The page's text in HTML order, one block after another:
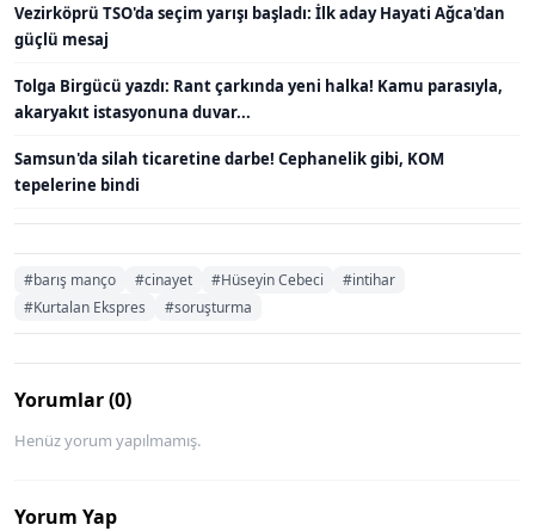
Vezirköprü TSO'da seçim yarışı başladı: İlk aday Hayati Ağca'dan
güçlü mesaj
Tolga Birgücü yazdı: Rant çarkında yeni halka! Kamu parasıyla,
akaryakıt istasyonuna duvar...
Samsun'da silah ticaretine darbe! Cephanelik gibi, KOM
tepelerine bindi
#barış manço #cinayet #Hüseyin Cebeci
#intihar
#Kurtalan Ekspres
#soruşturma
Yorumlar (0)
Henüz yorum yapılmamış.
Yorum Yap